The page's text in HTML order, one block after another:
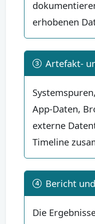
erhobenen
Artefakt-
App-Daten,
externe
Timeline
Bericht
Die